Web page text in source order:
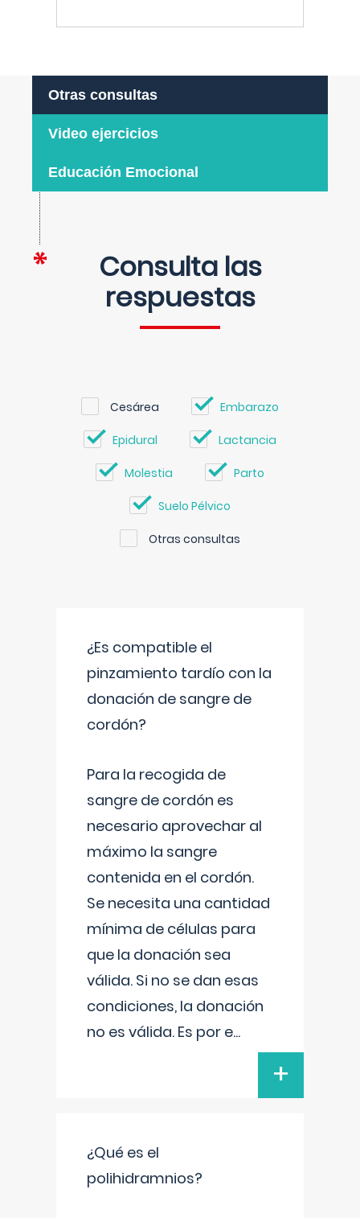
Otras consultas
Video ejercicios
Educación Emocional
Consulta las
respuestas
Cesárea Embarazo
Epidural Lactancia
Molestia Parto
Suelo Pélvico
Otras consultas
¿Es compatible el
pinzamiento tardío con la
donación de sangre de
cordón?
Para la recogida de
sangre de cordón es
necesario aprovechar al
máximo la sangre
contenida en el cordón.
Se necesita una cantidad
mínima de células para
que la donación sea
válida. Si no se dan esas
condiciones, la donación
no es válida. Es por e...
+
¿Qué es el
polihidramnios?